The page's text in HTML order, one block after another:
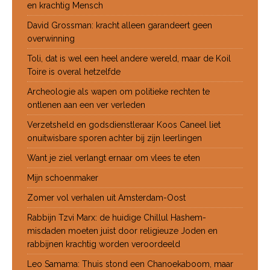
en krachtig Mensch
David Grossman: kracht alleen garandeert geen
overwinning
Toli, dat is wel een heel andere wereld, maar de Koil
Toire is overal hetzelfde
Archeologie als wapen om politieke rechten te
ontlenen aan een ver verleden
Verzetsheld en godsdienstleraar Koos Caneel liet
onuitwisbare sporen achter bij zijn leerlingen
Want je ziel verlangt ernaar om vlees te eten
Mijn schoenmaker
Zomer vol verhalen uit Amsterdam-Oost
Rabbijn Tzvi Marx: de huidige Chillul Hashem-
misdaden moeten juist door religieuze Joden en
rabbijnen krachtig worden veroordeeld
Leo Samama: Thuis stond een Chanoekaboom, maar